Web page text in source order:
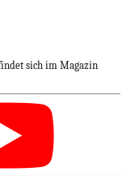
sich im Magazin